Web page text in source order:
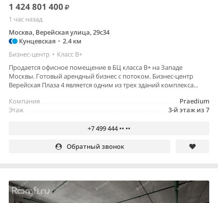
1 424 801 400
1 час назад
Москва, Верейская улица, 29с34
Кунцевская • 2.4 км
Бизнес-центр • Класс B+
Продается офисное помещение в БЦ класса В+ на Западе
Москвы. Готовый арендный бизнес с потоком. Бизнес-центр
Верейская Плаза 4 является одним из трех зданий комплекса...
Praedium
Компания
3-й этаж из 7
Этаж
+7 499 444 •• ••
Обратный звонок